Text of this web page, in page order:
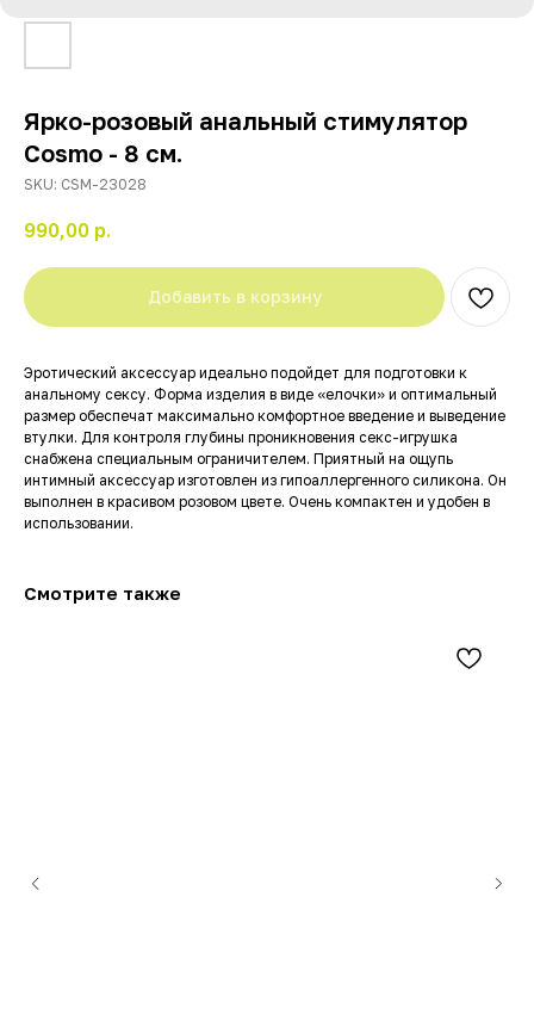
Ярко-розовый анальный стимулятор
Cosmo - 8 см.
SKU: CSM-23028
990,00 р.
Добавить в корзину
Эротический аксессуар идеально подойдет для подготовки к
анальному сексу. Форма изделия в виде «елочки» и оптимальный
размер обеспечат максимально комфортное введение и выведение
втулки. Для контроля глубины проникновения секс-игрушка
снабжена специальным ограничителем. Приятный на ощупь
интимный аксессуар изготовлен из гипоаллергенного силикона. Он
выполнен в красивом розовом цвете. Очень компактен и удобен в
использовании.
Смотрите также